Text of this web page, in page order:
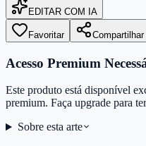
EDITAR COM IA
Favoritar Compartilhar
Acesso Premium
Este produto está disponível
premium. Faça upgrade para
Sobre esta arte